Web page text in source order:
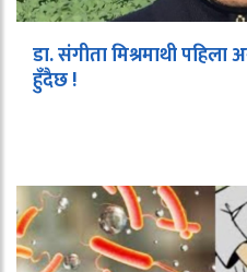
डा. संगीता मिश्रमाथी
हुँदैछ !